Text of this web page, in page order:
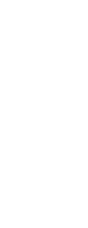
oder direkt zur